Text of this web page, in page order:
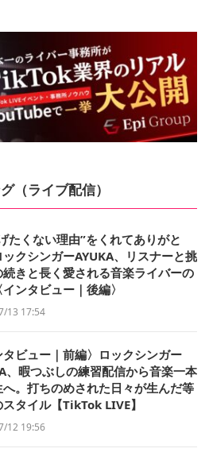
（ライブ配信）
げたくない理由”をくれてありがと
ックシンガーAYUKA、リスナーと挑
きと長く愛される音楽ライバーの
ンタビュー｜後編〉
13 17:54
タビュー｜前編〉ロックシンガー
、暇つぶしの練習配信から音楽一本
。打ちのめされた日々が生んだ等
タイル【TikTok LIVE】
12 19:56